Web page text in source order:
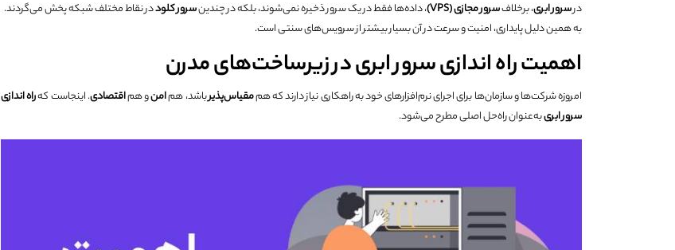
درسرور ابری، برخلافسرور مجازی(VPS) ، داده‌ها فقط در یک سرور ذخیره نمی‌شوند، بلکه در چندینسرور کلوددر نقاط مختلف شبکه پخش می‌گردند.
به همین دلیل پایداری، امنیت و سرعت در آن بسیار بیشتر از سرویس‌های سنتی است.
اهمیت راه اندازی سرور ابری در زیرساخت‌های مدرن
امروزه شرکت‌ها و سازمان‌ها برای اجرای نرم‌افزارهای خود به راهکاری نیاز دارند که هممقیاس‌پذیرباشد، همامنو هماقتصادی. اینجاست کهراه اندازی
سرور ابریبه‌عنوان راه‌حل اصلی مطرح می‌شود.